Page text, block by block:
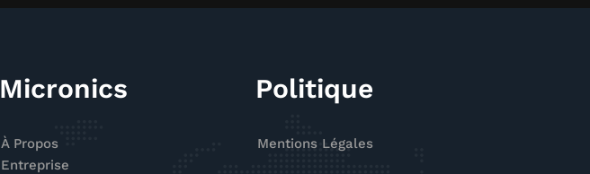
Micronics
À Propos
Entreprise
Politique
Mentions Légales